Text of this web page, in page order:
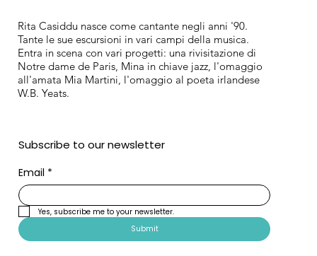
Rita Casiddu nasce come cantante negli anni '90.
Tante le sue escursioni in vari campi della musica.
Entra in scena con vari progetti: una rivisitazione di
Notre dame de Paris, Mina in chiave jazz, l'omaggio
all'amata Mia Martini, l'omaggio al poeta irlandese
W.B. Yeats.
Subscribe to our newsletter
Email *
Yes, subscribe me to your newsletter.
Submit